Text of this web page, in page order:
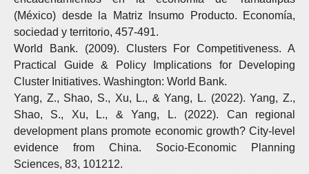
(México) desde la Matriz Insumo Producto. Economía,
sociedad y territorio, 457-491.
World Bank. (2009). Clusters For Competitiveness. A
Practical Guide & Policy Implications for Developing
Cluster Initiatives. Washington: World Bank.
Yang, Z., Shao, S., Xu, L., & Yang, L. (2022). Yang, Z.,
Shao, S., Xu, L., & Yang, L. (2022). Can regional
development plans promote economic growth? City-level
evidence from China. Socio-Economic Planning
Sciences, 83, 101212.